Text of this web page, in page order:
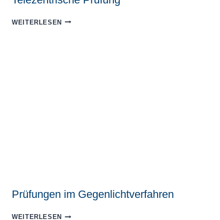
WEITERLESEN TELEZENTRISCHE
Prüfungen im Gegenlichtverfahren
WEITERLESEN PRÜFUNGEN